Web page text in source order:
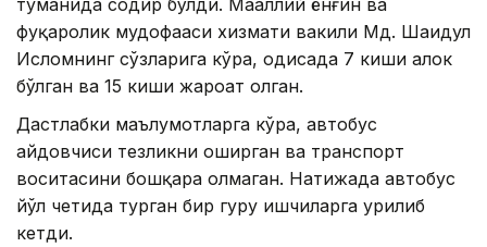
фуқаролик мудофааси хизмати вакили Мд. Шаҳидул
Исломнинг сўзларига кўра, ҳодисада 7 киши ҳалок
бўлган ва 15 киши жароҳат олган.
Дастлабки маълумотларга кўра, автобус
ҳайдовчиси тезликни оширган ва транспорт
воситасини бошқара олмаган. Натижада автобус
йўл четида турган бир гуруҳ ишчиларга урилиб
кетди.